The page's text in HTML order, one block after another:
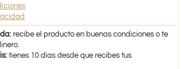
recibe el producto en buenas condiciones o te
tienes 10 días desde que recibes tus